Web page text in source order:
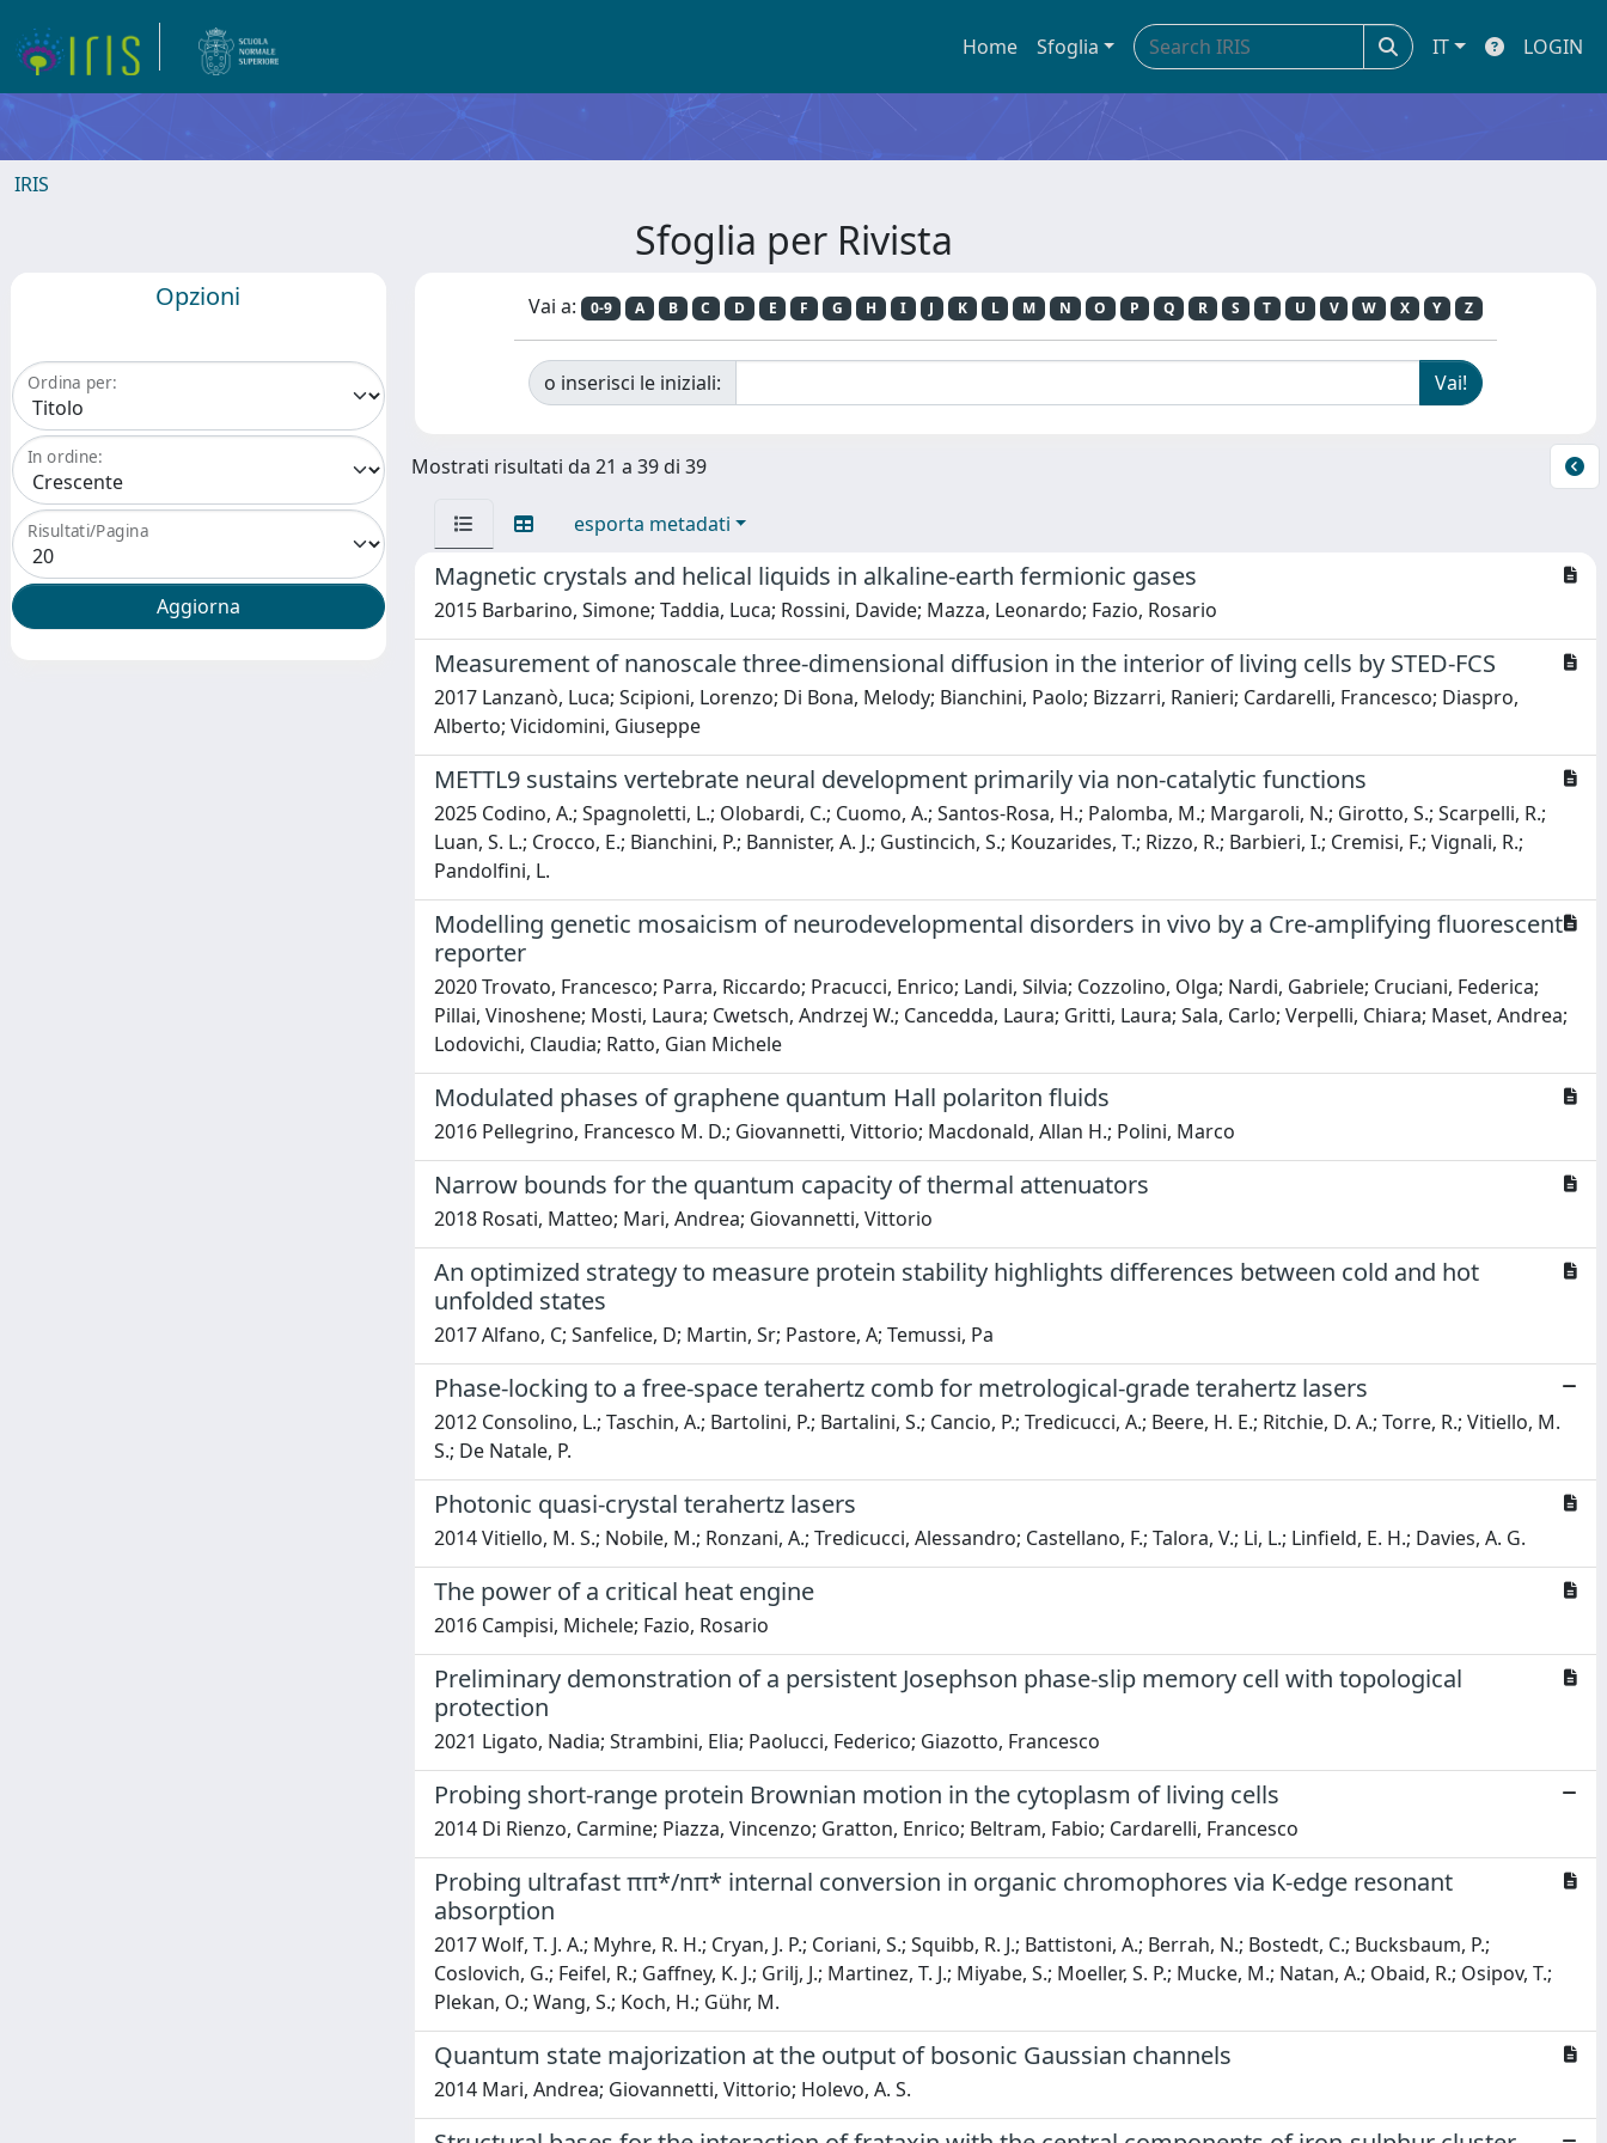
Home Sfoglia IT LOGIN
IRIS
Sfoglia per Rivista
Opzioni
Ordina per:
In ordine:
Risultati/Pagina
Vai a: 0-9 A B C D E F G H I J K L M N O P Q R S T U V W X Y Z
o inserisci le iniziali:
Mostrati risultati da 21 a 39 di 39
esporta metadati
Magnetic crystals and helical liquids in alkaline-earth fermionic gases
2015 Barbarino, Simone; Taddia, Luca; Rossini, Davide; Mazza, Leonardo; Fazio, Rosario
Measurement of nanoscale three-dimensional diffusion in the interior of living cells by STED-FCS
2017 Lanzanò, Luca; Scipioni, Lorenzo; Di Bona, Melody; Bianchini, Paolo; Bizzarri, Ranieri; Cardarelli, Francesco; Diaspro,
Alberto; Vicidomini, Giuseppe
METTL9 sustains vertebrate neural development primarily via non-catalytic functions
2025 Codino, A.; Spagnoletti, L.; Olobardi, C.; Cuomo, A.; Santos-Rosa, H.; Palomba, M.; Margaroli, N.; Girotto, S.; Scarpelli, R.;
Luan, S. L.; Crocco, E.; Bianchini, P.; Bannister, A. J.; Gustincich, S.; Kouzarides, T.; Rizzo, R.; Barbieri, I.; Cremisi, F.; Vignali, R.;
Pandolfini, L.
Modelling genetic mosaicism of neurodevelopmental disorders in vivo by a Cre-amplifying fluorescent
reporter
2020 Trovato, Francesco; Parra, Riccardo; Pracucci, Enrico; Landi, Silvia; Cozzolino, Olga; Nardi, Gabriele; Cruciani, Federica;
Pillai, Vinoshene; Mosti, Laura; Cwetsch, Andrzej W.; Cancedda, Laura; Gritti, Laura; Sala, Carlo; Verpelli, Chiara; Maset, Andrea;
Lodovichi, Claudia; Ratto, Gian Michele
Modulated phases of graphene quantum Hall polariton fluids
2016 Pellegrino, Francesco M. D.; Giovannetti, Vittorio; Macdonald, Allan H.; Polini, Marco
Narrow bounds for the quantum capacity of thermal attenuators
2018 Rosati, Matteo; Mari, Andrea; Giovannetti, Vittorio
An optimized strategy to measure protein stability highlights differences between cold and hot
unfolded states
2017 Alfano, C; Sanfelice, D; Martin, Sr; Pastore, A; Temussi, Pa
Phase-locking to a free-space terahertz comb for metrological-grade terahertz lasers
2012 Consolino, L.; Taschin, A.; Bartolini, P.; Bartalini, S.; Cancio, P.; Tredicucci, A.; Beere, H. E.; Ritchie, D. A.; Torre, R.; Vitiello, M.
S.; De Natale, P.
Photonic quasi-crystal terahertz lasers
2014 Vitiello, M. S.; Nobile, M.; Ronzani, A.; Tredicucci, Alessandro; Castellano, F.; Talora, V.; Li, L.; Linfield, E. H.; Davies, A. G.
The power of a critical heat engine
2016 Campisi, Michele; Fazio, Rosario
Preliminary demonstration of a persistent Josephson phase-slip memory cell with topological
protection
2021 Ligato, Nadia; Strambini, Elia; Paolucci, Federico; Giazotto, Francesco
Probing short-range protein Brownian motion in the cytoplasm of living cells
2014 Di Rienzo, Carmine; Piazza, Vincenzo; Gratton, Enrico; Beltram, Fabio; Cardarelli, Francesco
Probing ultrafast ππ*/nπ* internal conversion in organic chromophores via K-edge resonant
absorption
2017 Wolf, T. J. A.; Myhre, R. H.; Cryan, J. P.; Coriani, S.; Squibb, R. J.; Battistoni, A.; Berrah, N.; Bostedt, C.; Bucksbaum, P.;
Coslovich, G.; Feifel, R.; Gaffney, K. J.; Grilj, J.; Martinez, T. J.; Miyabe, S.; Moeller, S. P.; Mucke, M.; Natan, A.; Obaid, R.; Osipov, T.;
Plekan, O.; Wang, S.; Koch, H.; Gühr, M.
Quantum state majorization at the output of bosonic Gaussian channels
2014 Mari, Andrea; Giovannetti, Vittorio; Holevo, A. S.